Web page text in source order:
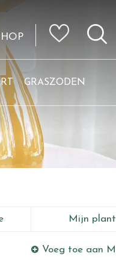
GRASZODEN
Mijn
Voeg toe aan